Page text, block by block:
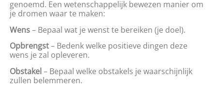
genoemd. Een wetenschappelijk bewezen manier om
je dromen waar te maken:
Wens– Bepaal wat je wenst te bereiken (je doel).
Opbrengst– Bedenk welke positieve dingen deze
wens je zal opleveren.
Obstakel– Bepaal welke obstakels je waarschijnlijk
zullen belemmeren.